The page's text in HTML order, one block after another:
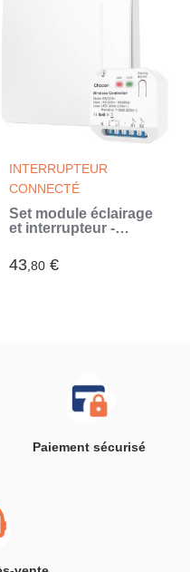
INTERRUPTEUR
CONNECTÉ
Set module éclairage
et interrupteur -
Sans fil - Sans piles
(Blanc)
43,80 €
Paiement sécurisé